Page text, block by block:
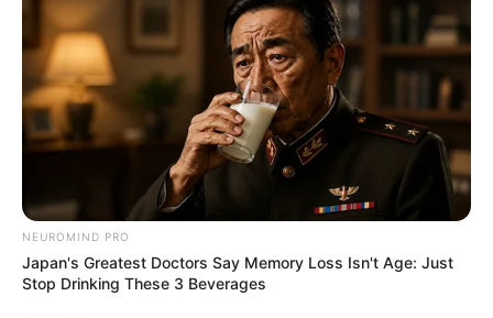
NEUROMIND PRO
Japan's Greatest Doctors Say Memory Loss Isn't Age: Just
Stop Drinking These 3 Beverages